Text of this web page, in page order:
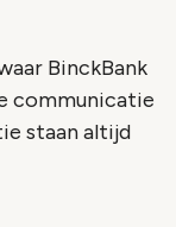
BinckBank
communicatie
staan altijd